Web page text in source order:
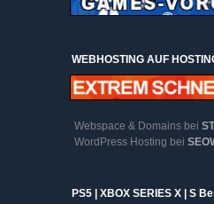
WEBHOSTING AUF
Webspace & Domains bei
WordPress Hosting bei
PS5 | XBOX SERIES X | S